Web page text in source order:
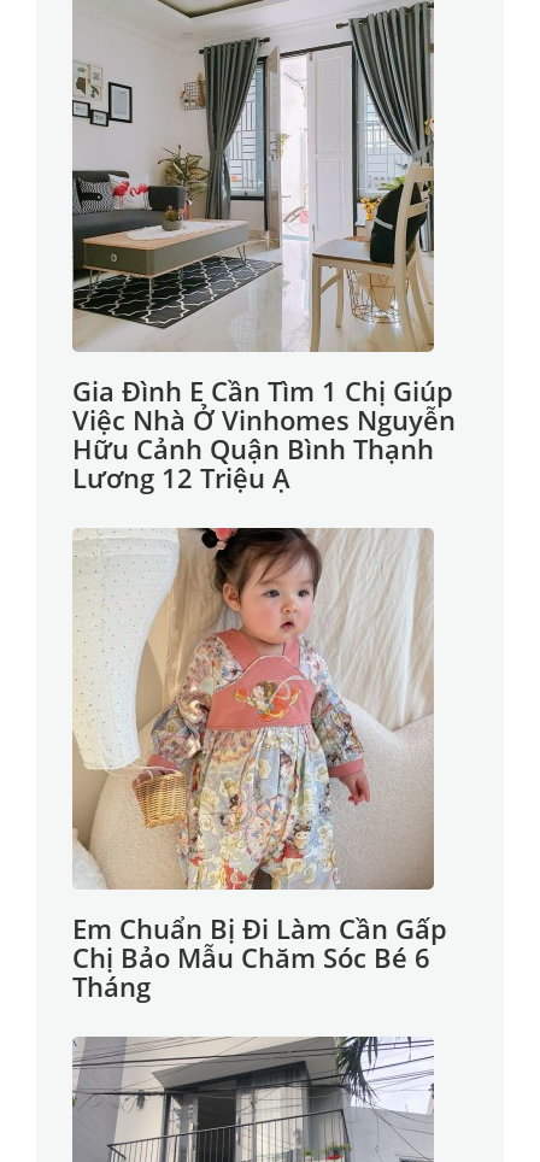
Gia Đình E Cần Tìm 1 Chị Giúp
Việc Nhà Ở Vinhomes Nguyễn
Hữu Cảnh Quận Bình Thạnh
Lương 12 Triệu Ạ
Em Chuẩn Bị Đi Làm Cần Gấp
Chị Bảo Mẫu Chăm Sóc Bé 6
Tháng